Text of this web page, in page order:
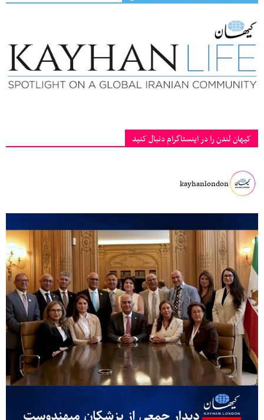
کیهان لندن را در اینستاگرام دنبال کنید
kayhanlondon